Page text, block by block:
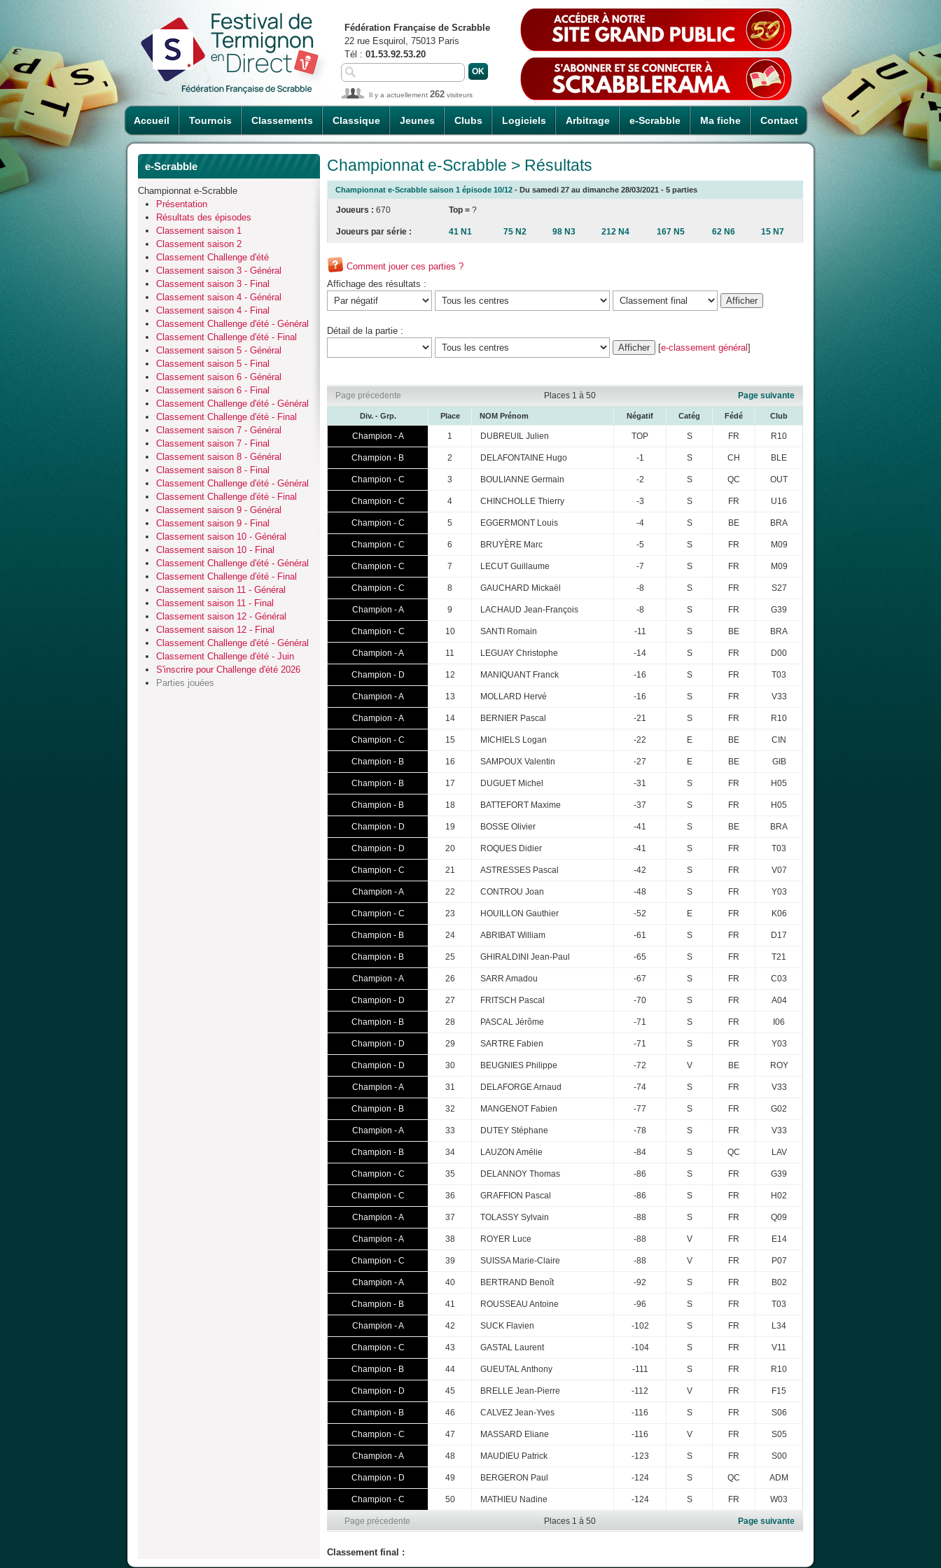
Accueil Tournois Classements Classique Jeunes Clubs Logiciels Arbitrage e-Scrabble Ma fiche Contact
Fédération Française de Scrabble
22 rue Esquirol, 75013 Paris
Tél : 01.53.92.53.20
Il y a actuellement 262 visiteurs
e-Scrabble
Championnat e-Scrabble
Présentation
Résultats des épisodes
Classement saison 1
Classement saison 2
Classement Challenge d'été
Classement saison 3 - Général
Classement saison 3 - Final
Classement saison 4 - Général
Classement saison 4 - Final
Classement Challenge d'été - Général
Classement Challenge d'été - Final
Classement saison 5 - Général
Classement saison 5 - Final
Classement saison 6 - Général
Classement saison 6 - Final
Classement Challenge d'été - Général
Classement Challenge d'été - Final
Classement saison 7 - Général
Classement saison 7 - Final
Classement saison 8 - Général
Classement saison 8 - Final
Classement Challenge d'été - Général
Classement Challenge d'été - Final
Classement saison 9 - Général
Classement saison 9 - Final
Classement saison 10 - Général
Classement saison 10 - Final
Classement Challenge d'été - Général
Classement Challenge d'été - Final
Classement saison 11 - Général
Classement saison 11 - Final
Classement saison 12 - Général
Classement saison 12 - Final
Classement Challenge d'été - Général
Classement Challenge d'été - Juin
S'inscrire pour Challenge d'été 2026
Parties jouées
Championnat e-Scrabble > Résultats
Championnat e-Scrabble saison 1 épisode 10/12 - Du samedi 27 au dimanche 28/03/2021 - 5 parties
Joueurs : 670 Top = ?
Joueurs par série : 41 N1 75 N2 98 N3 212 N4 167 N5 62 N6 15 N7
Comment jouer ces parties ?
Affichage des résultats :
Détail de la partie :
[e-classement général]
Page précedente Places 1 à 50 Page suivante
Div. - Grp. Place NOM Prénom Négatif Catég Fédé Club
Champion - A 1 DUBREUIL Julien TOP S FR R10
Champion - B 2 DELAFONTAINE Hugo -1 S CH BLE
Champion - C 3 BOULIANNE Germain -2 S QC OUT
Champion - C 4 CHINCHOLLE Thierry -3 S FR U16
Champion - C 5 EGGERMONT Louis -4 S BE BRA
Champion - C 6 BRUYÈRE Marc -5 S FR M09
Champion - C 7 LECUT Guillaume -7 S FR M09
Champion - C 8 GAUCHARD Mickaël -8 S FR S27
Champion - A 9 LACHAUD Jean-François -8 S FR G39
Champion - C 10 SANTI Romain -11 S BE BRA
Champion - A 11 LEGUAY Christophe -14 S FR D00
Champion - D 12 MANIQUANT Franck -16 S FR T03
Champion - A 13 MOLLARD Hervé -16 S FR V33
Champion - A 14 BERNIER Pascal -21 S FR R10
Champion - C 15 MICHIELS Logan -22 E BE CIN
Champion - B 16 SAMPOUX Valentin -27 E BE GIB
Champion - B 17 DUGUET Michel -31 S FR H05
Champion - B 18 BATTEFORT Maxime -37 S FR H05
Champion - D 19 BOSSE Olivier -41 S BE BRA
Champion - D 20 ROQUES Didier -41 S FR T03
Champion - C 21 ASTRESSES Pascal -42 S FR V07
Champion - A 22 CONTROU Joan -48 S FR Y03
Champion - C 23 HOUILLON Gauthier -52 E FR K06
Champion - B 24 ABRIBAT William -61 S FR D17
Champion - B 25 GHIRALDINI Jean-Paul -65 S FR T21
Champion - A 26 SARR Amadou -67 S FR C03
Champion - D 27 FRITSCH Pascal -70 S FR A04
Champion - B 28 PASCAL Jérôme -71 S FR I06
Champion - D 29 SARTRE Fabien -71 S FR Y03
Champion - D 30 BEUGNIES Philippe -72 V BE ROY
Champion - A 31 DELAFORGE Arnaud -74 S FR V33
Champion - B 32 MANGENOT Fabien -77 S FR G02
Champion - A 33 DUTEY Stéphane -78 S FR V33
Champion - B 34 LAUZON Amélie -84 S QC LAV
Champion - C 35 DELANNOY Thomas -86 S FR G39
Champion - C 36 GRAFFION Pascal -86 S FR H02
Champion - A 37 TOLASSY Sylvain -88 S FR Q09
Champion - A 38 ROYER Luce -88 V FR E14
Champion - C 39 SUISSA Marie-Claire -88 V FR P07
Champion - A 40 BERTRAND Benoît -92 S FR B02
Champion - B 41 ROUSSEAU Antoine -96 S FR T03
Champion - A 42 SUCK Flavien -102 S FR L34
Champion - C 43 GASTAL Laurent -104 S FR V11
Champion - B 44 GUEUTAL Anthony -111 S FR R10
Champion - D 45 BRELLE Jean-Pierre -112 V FR F15
Champion - B 46 CALVEZ Jean-Yves -116 S FR S06
Champion - C 47 MASSARD Eliane -116 V FR S05
Champion - A 48 MAUDIEU Patrick -123 S FR S00
Champion - D 49 BERGERON Paul -124 S QC ADM
Champion - C 50 MATHIEU Nadine -124 S FR W03
Page précedente Places 1 à 50 Page suivante
Classement final :